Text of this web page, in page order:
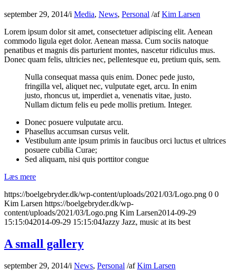
september 29, 2014/i Media, News, Personal /afKim Larsen
Lorem ipsum dolor sit amet, consectetuer adipiscing elit. Aenean
commodo ligula eget dolor. Aenean massa. Cum sociis natoque
penatibus et magnis dis parturient montes, nascetur ridiculus mus.
Donec quam felis, ultricies nec, pellentesque eu, pretium quis, sem.
Nulla consequat massa quis enim. Donec pede justo,
fringilla vel, aliquet nec, vulputate eget, arcu. In enim
justo, rhoncus ut, imperdiet a, venenatis vitae, justo.
Nullam dictum felis eu pede mollis pretium. Integer.
Donec posuere vulputate arcu.
Phasellus accumsan cursus velit.
Vestibulum ante ipsum primis in faucibus orci luctus et ultrices
posuere cubilia Curae;
Sed aliquam, nisi quis porttitor congue
Læs mere
https://boelgebryder.dk/wp-content/uploads/2021/03/Logo.png 0 0
Kim Larsen https://boelgebryder.dk/wp-
content/uploads/2021/03/Logo.png Kim Larsen2014-09-29
15:15:042014-09-29 15:15:04Jazzy Jazz, music at its best
A small gallery
september 29, 2014/i News, Personal /afKim Larsen